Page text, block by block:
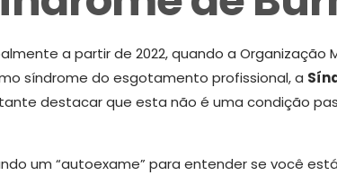
a partir de 2022, quando a Organização
síndrome do esgotamento profissional, a
destacar que esta não é uma condição
um “autoexame” para entender se você